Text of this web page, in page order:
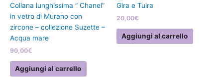
Collana lunghissima ” Chanel”
in vetro di Murano con
zircone – collezione Suzette –
Acqua mare
90,00€
Aggiungi al carrello
Gira e Tuira
20,00€
Aggiungi al carrello